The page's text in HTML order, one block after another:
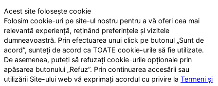
Acest site folosește cookie
Folosim cookie-uri pe site-ul nostru pentru a vă oferi cea mai
relevantă experiență, reținând preferințele și vizitele
dumneavoastră. Prin efectuarea unui click pe butonul „Sunt de
acord”, sunteți de acord ca TOATE cookie-urile să fie utilizate.
De asemenea, puteți să refuzați cookie-urile opționale prin
apăsarea butonului „Refuz”. Prin continuarea accesării sau
utilizării Site-ului web vă exprimați acordul cu privire la Termeni și